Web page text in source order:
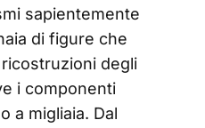
sapientemente
di figure che
degli
i componenti
a migliaia. Dal